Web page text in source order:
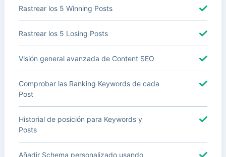
Rastrear los 5 Winning Posts
Rastrear los 5 Losing Posts
Visión general avanzada de Content SEO
Comprobar las Ranking Keywords de cada
Post
Historial de posición para Keywords y
Posts
Añadir Schema personalizado usando